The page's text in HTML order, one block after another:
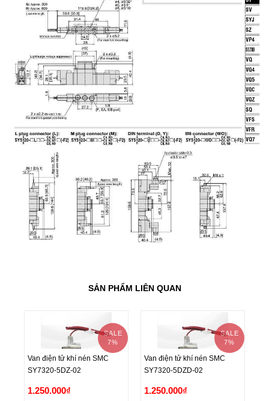
SẢN PHẨM LIÊN QUAN
SALE
7%
Van điện tử khí nén SMC
SY7320-5DZ-02
Van điện tử khí nén SMC
SY7320-5DZ-02
1.250.000₫
SALE
7%
Van điện tử khí nén SMC
SY7320-5DZD-02
Van điện tử khí nén SMC
SY7320-5DZD-02
1.250.000₫